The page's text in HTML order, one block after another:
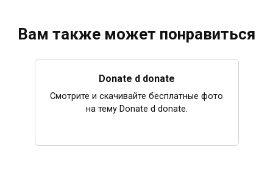
Вам также может понравиться
Donate d donate
Смотрите и скачивайте бесплатные фото
на тему Donate d donate.